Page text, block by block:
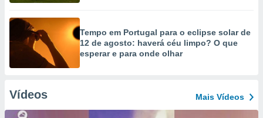
Tempo em Portugal para o eclipse solar de
12 de agosto: haverá céu limpo? O que
esperar e para onde olhar
Vídeos Mais Vídeos